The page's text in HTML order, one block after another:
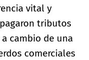
vital y
tributos
cambio de una
comerciales